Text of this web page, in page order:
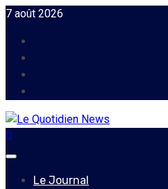
Skip
content
7 août 2026
Primary
Le Journal